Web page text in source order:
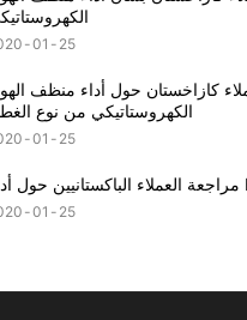
01 25
كازاخستان حول أداء منظف
الكهروستاتيكي من نوع
01 25
01 25